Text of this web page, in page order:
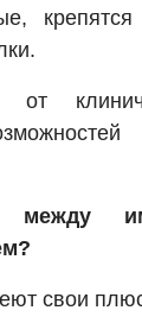
от
между
свои